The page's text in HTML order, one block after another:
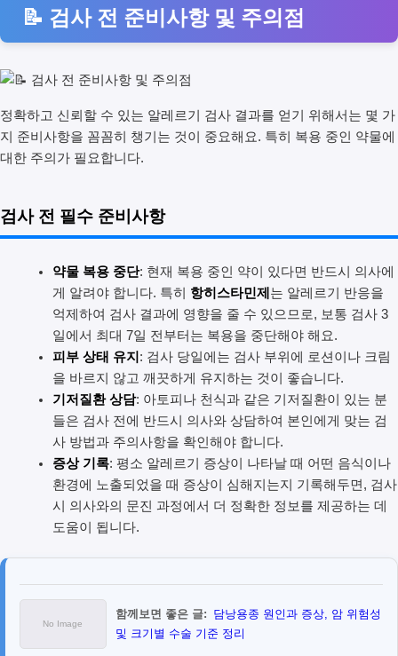
📝 검사 전 준비사항 및 주의점
정확하고 신뢰할 수 있는 알레르기 검사 결과를 얻기 위해서는 몇 가
지 준비사항을 꼼꼼히 챙기는 것이 중요해요. 특히 복용 중인 약물에
대한 주의가 필요합니다.
검사 전 필수 준비사항
약물 복용 중단: 현재 복용 중인 약이 있다면 반드시 의사에
게 알려야 합니다. 특히 항히스타민제 는 알레르기 반응을
억제하여 검사 결과에 영향을 줄 수 있으므로, 보통 검사 3
일에서 최대 7일 전부터는 복용을 중단해야 해요.
피부 상태 유지 : 검사 당일에는 검사 부위에 로션이나 크림
을 바르지 않고 깨끗하게 유지하는 것이 좋습니다.
기저질환 상담: 아토피나 천식과 같은 기저질환이 있는 분
들은 검사 전에 반드시 의사와 상담하여 본인에게 맞는 검
사 방법과 주의사항을 확인해야 합니다.
증상 기록: 평소 알레르기 증상이 나타날 때 어떤 음식이나
환경에 노출되었을 때 증상이 심해지는지 기록해두면, 검사
시 의사와의 문진 과정에서 더 정확한 정보를 제공하는 데
도움이 됩니다.
함께보면 좋은 글: 담낭용종 원인과 증상, 암 위험성
및 크기별 수술 기준 정리